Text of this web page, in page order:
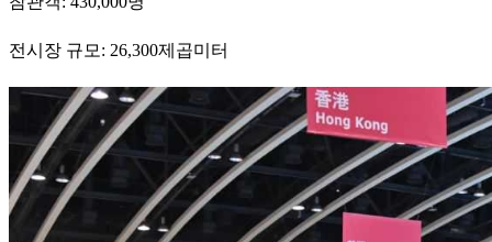
전시장 규모: 26,300제곱미터